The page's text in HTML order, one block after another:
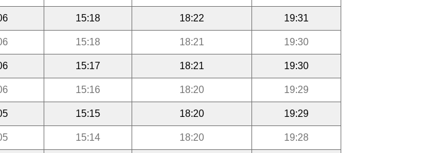
15:18 18:22 19:31
15:18 18:21 19:30
15:17 18:21 19:30
15:16 18:20 19:29
15:15 18:20 19:29
15:14 18:20 19:28